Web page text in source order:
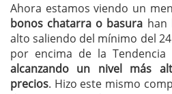
Ahora estamos viendo un
bonos chatarra o basura han
alto saliendo del mínimo del
por encima de la Tendencia
alcanzando un nivel más
precios. Hizo este mismo